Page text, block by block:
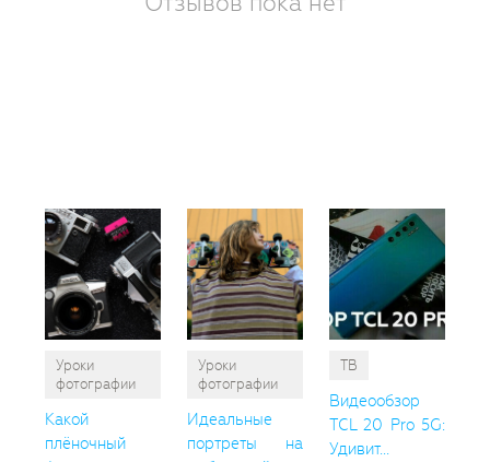
Уроки
фотографии
Какой
плёночный
Уроки
фотографии
Идеальные
портреты на
ТВ
Видеообзор
TCL 20 Pro 5G:
Удивит...